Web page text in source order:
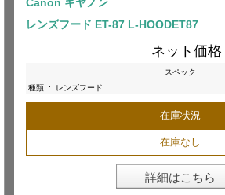
レンズフード ET-87 L-HOODET87
ネット価格
スペック
種類 : レンズフード
在庫状況
在庫なし
詳細はこちら